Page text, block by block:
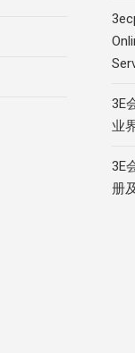
3E
业
3E
册